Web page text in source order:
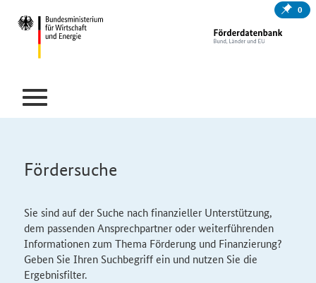
0
Fördersuche
Sie sind auf der Suche nach finanzieller Unterstützung,
dem passenden Ansprechpartner oder weiterführenden
Informationen zum Thema Förderung und Finanzierung?
Geben Sie Ihren Suchbegriff ein und nutzen Sie die
Ergebnisfilter.